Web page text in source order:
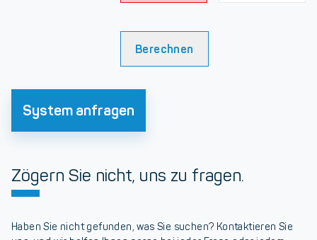
Berechnen
System anfragen
Zögern Sie nicht, uns zu fragen.
Haben Sie nicht gefunden, was Sie suchen? Kontaktieren Sie